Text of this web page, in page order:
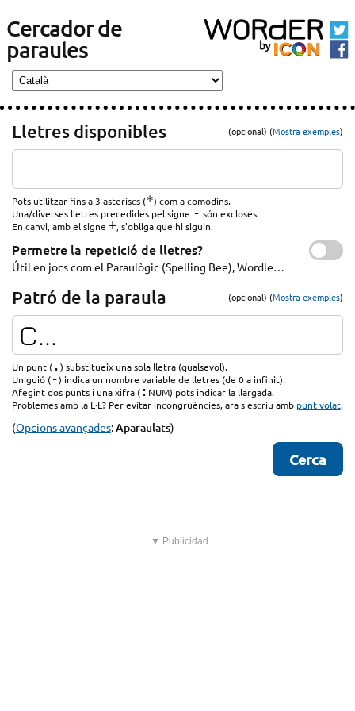
Cercador de
paraules
Lletres disponibles (opcional) (Mostra exemples)
Pots utilitzar fins a 3 asteriscs (*) com a comodins.
Una/diverses lletres precedides pel signe - són excloses.
En canvi, amb el signe +, s'obliga que hi siguin.
Permetre la repetició de lletres?
Útil en jocs com el Paraulògic (Spelling Bee), Wordle…
Patró de la paraula (opcional) (Mostra exemples)
Un punt (.) substitueix una sola lletra (qualsevol).
Un guió (-) indica un nombre variable de lletres (de 0 a infinit).
Afegint dos punts i una xifra (: NUM) pots indicar la llargada.
Problemes amb la L·L? Per evitar incongruències, ara s'escriu amb punt volat.
(Opcions avançades:Aparaulats)
▼ Publicidad